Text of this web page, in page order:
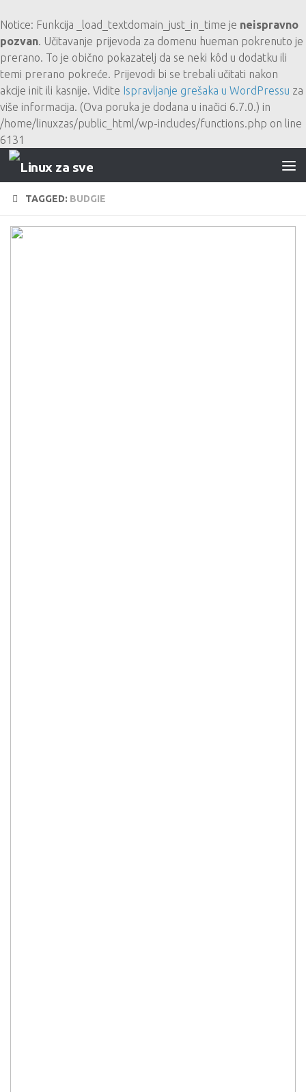
Notice: Funkcija _load_textdomain_just_in_time je neispravno
pozvan. Učitavanje prijevoda za domenu hueman pokrenuto je
prerano. To je obično pokazatelj da se neki kôd u dodatku ili
temi prerano pokreće. Prijevodi bi se trebali učitati nakon
akcije init ili kasnije. Vidite Ispravljanje grešaka u WordPressu za
više informacija. (Ova poruka je dodana u inačici 6.7.0.) in
/home/linuxzas/public_html/wp-includes/functions.php on line
6131
Skip to content
TAGGED: BUDGIE